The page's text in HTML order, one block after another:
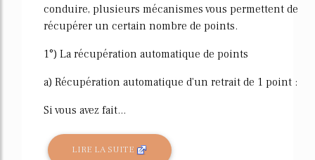
conduire, plusieurs mécanismes vous permettent de
récupérer un certain nombre de points.
1°) La récupération automatique de points
a) Récupération automatique d'un retrait de 1 point :
Si vous avez fait...
LIRE LA SUITE